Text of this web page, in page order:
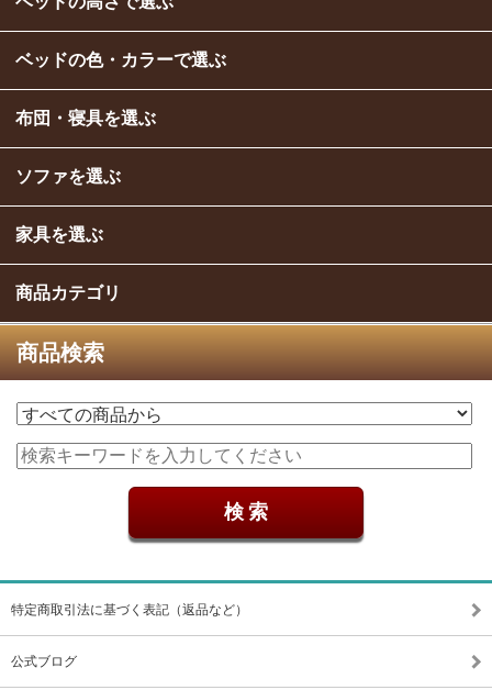
ベッドの色・カラーで選ぶ
布団・寝具を選ぶ
ソファを選ぶ
家具を選ぶ
商品カテゴリ
商品検索
特定商取引法に基づく表記（返品など）
公式ブログ